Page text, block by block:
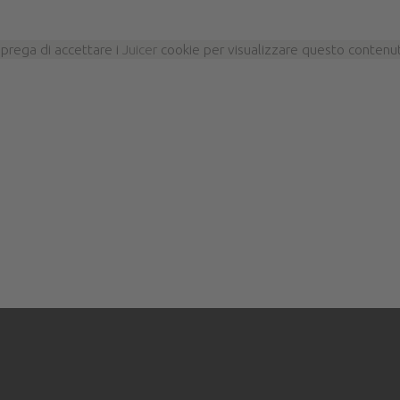
di accettare i Juicercookie per visualizzare questo